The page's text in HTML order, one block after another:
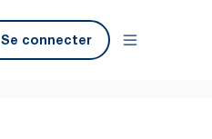
Se connecter